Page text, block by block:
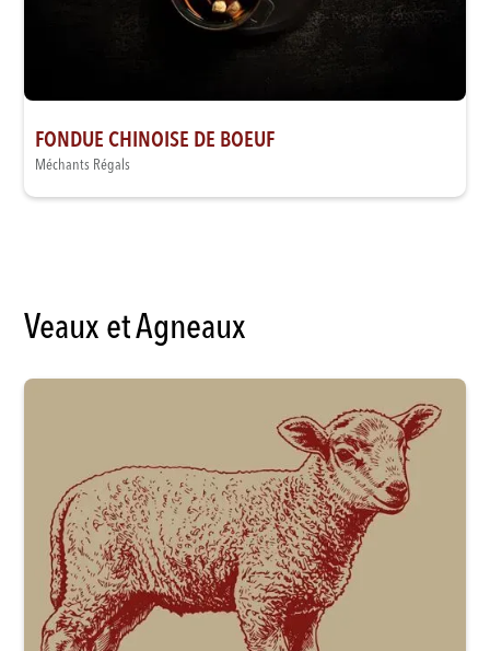
FONDUE CHINOISE DE BOEUF
Méchants Régals
Veaux et Agneaux